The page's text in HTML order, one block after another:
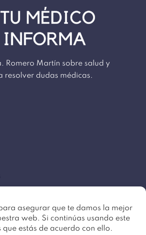
asegurar que te damos la mejor
web. Si continúas usando este
que estás de acuerdo con ello.
Romero Martín sobre salud y
resolver dudas médicas.